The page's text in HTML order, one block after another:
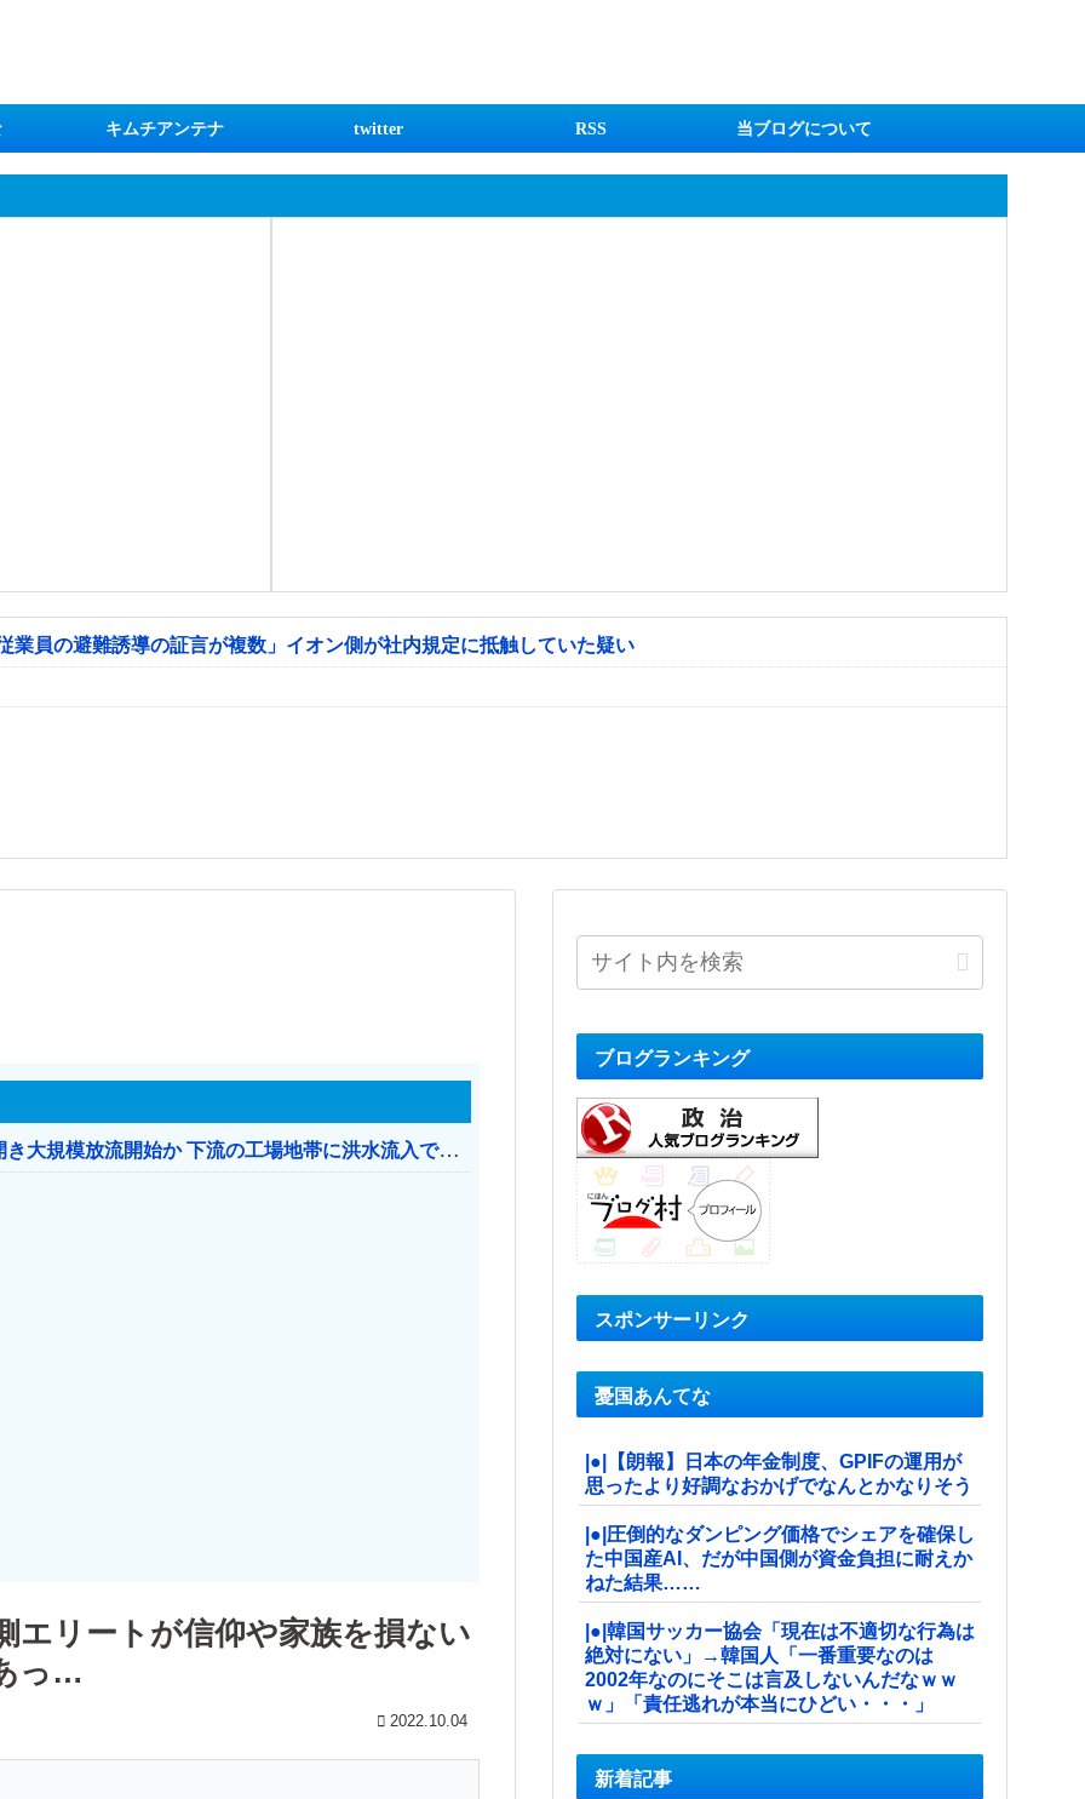
キムチアンテナ twitter RSS 当ブログについて
業員の避難誘導の証言が複数」イオン側が社内規定に抵触していた疑い
【おわった】 三峡ダム、豪雨で13基の水門を開き大規模放流開始か 下流の工場地帯に洪水流入で崩壊はじまる
エリートが信仰や家族を損ない
っ…
2022.10.04
ブログランキング
スポンサーリンク
憂国あんてな
|●|【朗報】日本の年金制度、GPIFの運用が
思ったより好調なおかげでなんとかなりそう
|●|圧倒的なダンピング価格でシェアを確保し
た中国産AI、だが中国側が資金負担に耐えか
ねた結果……
|●|韓国サッカー協会「現在は不適切な行為は
絶対にない」→韓国人「一番重要なのは
2002年なのにそこは言及しないんだなｗｗ
ｗ」「責任逃れが本当にひどい・・・」
新着記事